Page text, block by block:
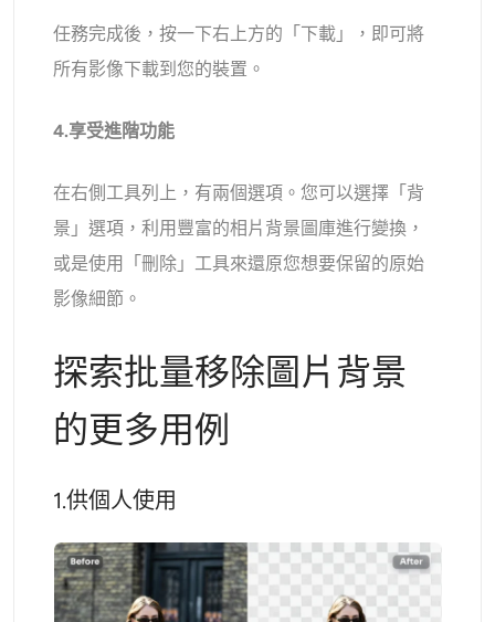
任務完成後，按一下右上方的「下載」，即可將
所有影像下載到您的裝置。
4.享受進階功能
在右側工具列上，有兩個選項。您可以選擇「背
景」選項，利用豐富的相片背景圖庫進行變換，
或是使用「刪除」工具來還原您想要保留的原始
影像細節。
探索批量移除圖片背景
的更多用例
1.供個人使用